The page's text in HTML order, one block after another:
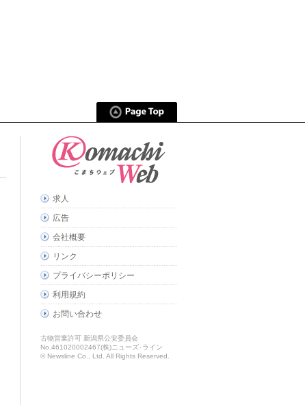
求人
広告
会社概要
リンク
プライバシーポリシー
利用規約
お問い合わせ
古物営業許可 新潟県公安委員会
No.461020002467(株)ニューズ･ライン
© Newsline Co., Ltd. All Rights Reserved.